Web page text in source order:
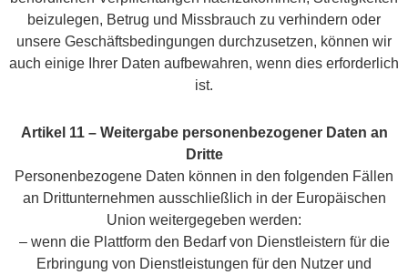
beizulegen, Betrug und Missbrauch zu verhindern oder
unsere Geschäftsbedingungen durchzusetzen, können wir
auch einige Ihrer Daten aufbewahren, wenn dies erforderlich
ist.
Artikel 11 – Weitergabe personenbezogener Daten an
Dritte
Personenbezogene Daten können in den folgenden Fällen
an Drittunternehmen ausschließlich in der Europäischen
Union weitergegeben werden:
– wenn die Plattform den Bedarf von Dienstleistern für die
Erbringung von Dienstleistungen für den Nutzer und